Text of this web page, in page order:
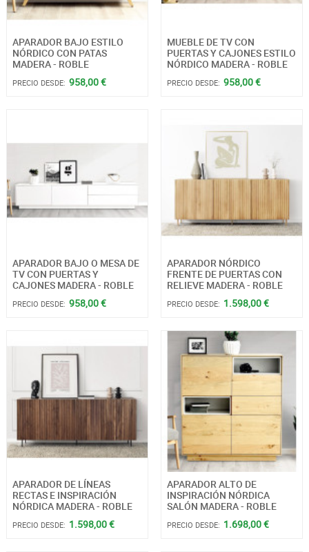
APARADOR BAJO ESTILO
NÓRDICO CON PATAS
MADERA - ROBLE
PRECIO DESDE: 958,00 €
MUEBLE DE TV CON
PUERTAS Y CAJONES ESTILO
NÓRDICO MADERA - ROBLE
PRECIO DESDE: 958,00 €
APARADOR BAJO O MESA DE
TV CON PUERTAS Y
CAJONES MADERA - ROBLE
PRECIO DESDE: 958,00 €
APARADOR NÓRDICO
FRENTE DE PUERTAS CON
RELIEVE MADERA - ROBLE
PRECIO DESDE: 1.598,00 €
APARADOR DE LÍNEAS
RECTAS E INSPIRACIÓN
NÓRDICA MADERA - ROBLE
PRECIO DESDE: 1.598,00 €
APARADOR ALTO DE
INSPIRACIÓN NÓRDICA
SALÓN MADERA - ROBLE
PRECIO DESDE: 1.698,00 €